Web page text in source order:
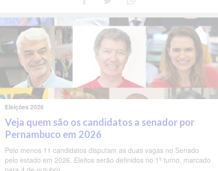
Eleições 2026
Veja quem são os candidatos a senador por
Pernambuco em 2026
Pelo menos 11 candidatos disputam as duas vagas no Senado
pelo estado em 2026. Eleitos serão definidos no 1º turno, marcado